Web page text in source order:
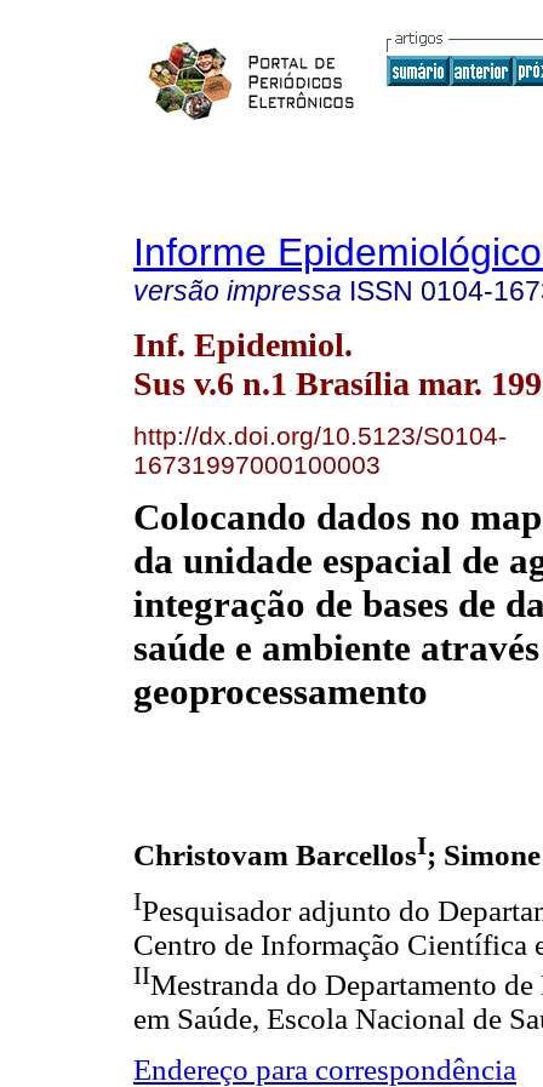
Informe
versão impressa ISSN 0104-
Inf. Epidemiol.
Sus v.6 n.1 Brasília mar.
http://dx.doi.org/10.5123/S0104-
16731997000100003
Colocando dados no
da unidade espacial de
integração de bases de
saúde e ambiente
geoprocessamento
Christovam BarcellosI;
IPesquisador adjunto do
Centro de Informação Científica
IIMestranda do Departamento
em Saúde, Escola Nacional de
Endereço para correspondência